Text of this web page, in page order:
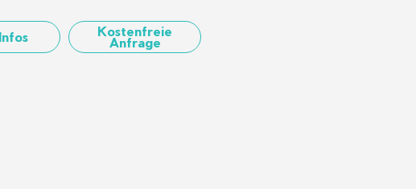
Kostenfreie
Anfrage